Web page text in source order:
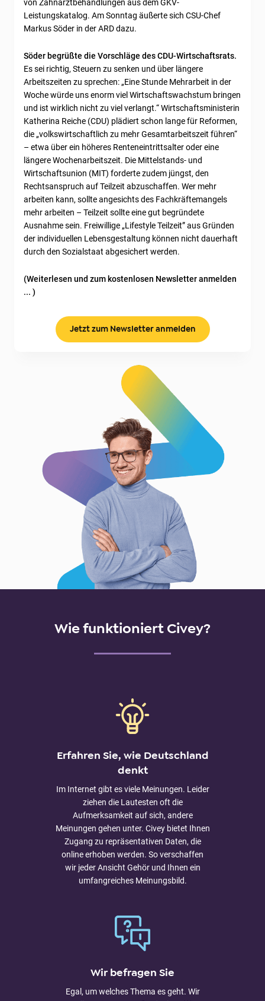
von Zahnarztbehandlungen aus dem GKV-
Leistungskatalog. Am Sonntag äußerte sich CSU-Chef
Markus Söder in der ARD dazu.
Söder begrüßte die Vorschläge des CDU-Wirtschaftsrats.
Es sei richtig, Steuern zu senken und über längere
Arbeitszeiten zu sprechen: „Eine Stunde Mehrarbeit in der
Woche würde uns enorm viel Wirtschaftswachstum bringen
und ist wirklich nicht zu viel verlangt.“ Wirtschaftsministerin
Katherina Reiche (CDU) plädiert schon lange für Reformen,
die „volkswirtschaftlich zu mehr Gesamtarbeitszeit führen“
– etwa über ein höheres Renteneintrittsalter oder eine
längere Wochenarbeitszeit. Die Mittelstands- und
Wirtschaftsunion (MIT) forderte zudem jüngst, den
Rechtsanspruch auf Teilzeit abzuschaffen. Wer mehr
arbeiten kann, sollte angesichts des Fachkräftemangels
mehr arbeiten – Teilzeit sollte eine gut begründete
Ausnahme sein. Freiwillige „Lifestyle Teilzeit” aus Gründen
der individuellen Lebensgestaltung können nicht dauerhaft
durch den Sozialstaat abgesichert werden.
(Weiterlesen und zum kostenlosen Newsletter anmelden
... )
Jetzt zum Newsletter anmelden
Wie funktioniert Civey?
Erfahren Sie, wie Deutschland
denkt
Im Internet gibt es viele Meinungen. Leider
ziehen die Lautesten oft die
Aufmerksamkeit auf sich, andere
Meinungen gehen unter. Civey bietet Ihnen
Zugang zu repräsentativen Daten, die
online erhoben werden. So verschaffen
wir jeder Ansicht Gehör und Ihnen ein
umfangreiches Meinungsbild.
Wir befragen Sie
Egal, um welches Thema es geht. Wir